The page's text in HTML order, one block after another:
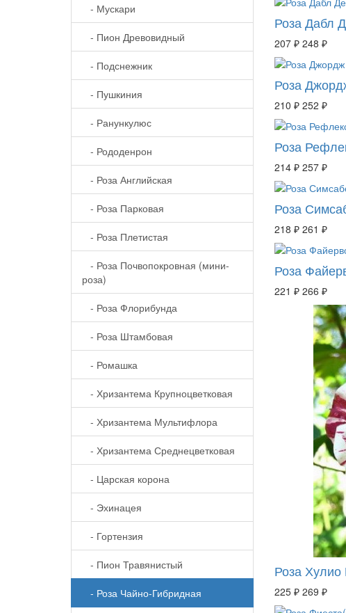
- Мускари
- Пион Древовидный
- Подснежник
- Пушкиния
- Ранункулюс
- Рододенрон
- Роза Английская
- Роза Парковая
- Роза Плетистая
- Роза Почвопокровная (мини-
роза)
- Роза Флорибунда
- Роза Штамбовая
- Ромашка
- Хризантема Крупноцветковая
- Хризантема Мультифлора
- Хризантема Среднецветковая
- Царская корона
- Эхинацея
- Гортензия
- Пион Травянистый
- Роза Чайно-Гибридная
Роза Дабл
207 ₽ 248 ₽
Роза
210 ₽ 252 ₽
Роза
214 ₽ 257 ₽
Роза
218 ₽ 261 ₽
Роза
221 ₽ 266 ₽
Роза Хулио
225 ₽ 269 ₽